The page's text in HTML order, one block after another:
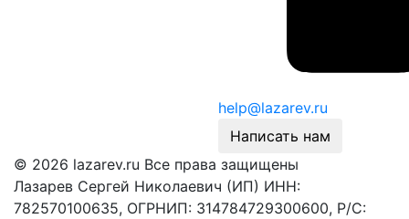
help@lazarev.ru
Написать нам
© 2026 lazarev.ru Все права защищены
Лазарев Сергей Николаевич (ИП) ИНН:
782570100635, ОГРНИП: 314784729300600, Р/С: